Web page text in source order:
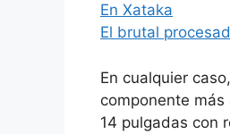
En Xataka
El brutal
En cualquier
componente
14 pulgadas con